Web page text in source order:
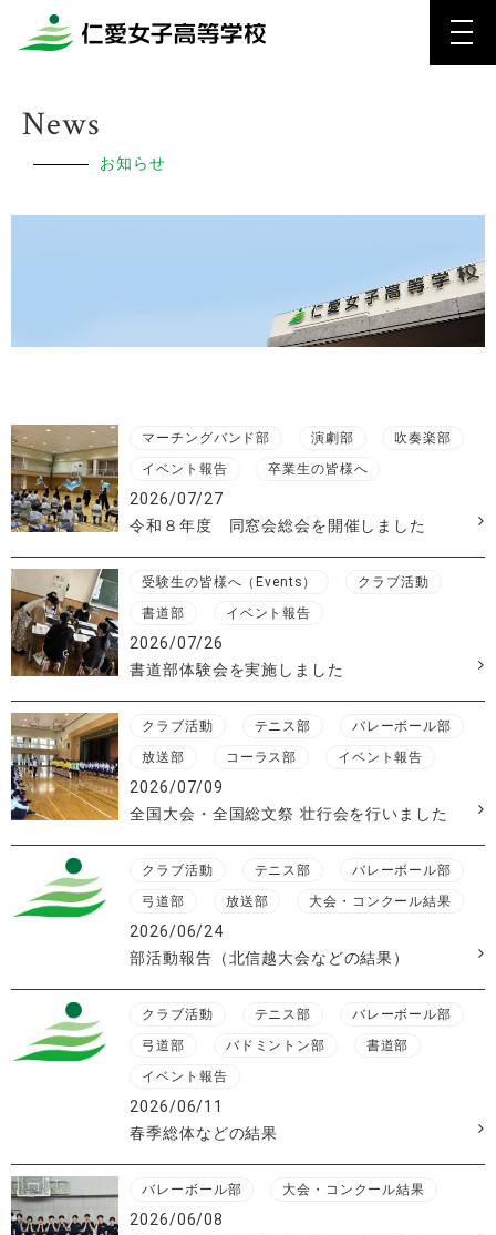
News
お知らせ
マーチングバンド部 演劇部
吹奏楽部
イベント報告
卒業生の皆様へ
2026/07/27
令和８年度 同窓会総会を開催しました
受験生の皆様へ（Events）
クラブ活動
書道部
イベント報告
2026/07/26
書道部体験会を実施しました
クラブ活動 テニス部
バレーボール部
放送部
コーラス部 イベント報告
2026/07/09
全国大会・全国総文祭 壮行会を行いました
クラブ活動 テニス部
バレーボール部
弓道部
放送部 大会・コンクール結果
2026/06/24
部活動報告（北信越大会などの結果）
クラブ活動 テニス部
バレーボール部
弓道部
バドミントン部
書道部
イベント報告
2026/06/11
春季総体などの結果
バレーボール部 大会・コンクール結果
2026/06/08